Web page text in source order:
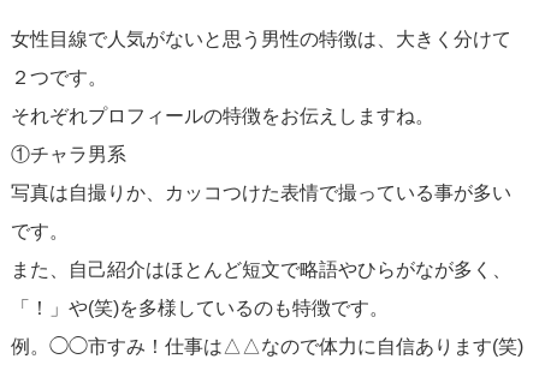
最後にプロフィール写真が微妙な人もマッチングしにくい
です。
プロフィールで使用する写真は、髪型・ヒゲ・服装・撮影
場所にこだわり、清潔感を心がけてください。
また、筋肉を見せるような写真や、明らかな加工写真もウ
ケが悪いです。
女性目線で人気がないと思う男性の特徴は、大きく分けて
２つです。
それぞれプロフィールの特徴をお伝えしますね。
①チャラ男系
写真は自撮りか、カッコつけた表情で撮っている事が多い
です。
また、自己紹介はほとんど短文で略語やひらがなが多く、
「！」や(笑)を多様しているのも特徴です。
例。◯◯市すみ！仕事は△△なので体力に自信あります(笑)